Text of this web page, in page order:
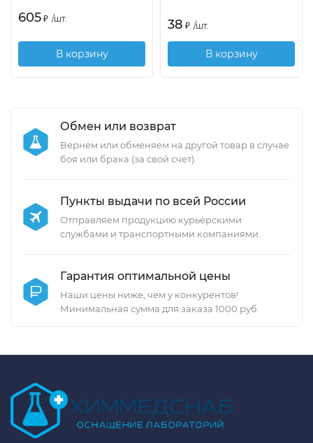
605 ₽ /шт.
В корзину
38 ₽ /шт.
В корзину
Обмен или возврат
Вернем или обменяем на другой товар в случае
боя или брака (за свой счет).
Пункты выдачи по всей России
Отправляем продукцию курьерскими
службами и транспортными компаниями.
Гарантия оптимальной цены
Наши цены ниже, чем у конкурентов!
Минимальная сумма для заказа 1000 руб.